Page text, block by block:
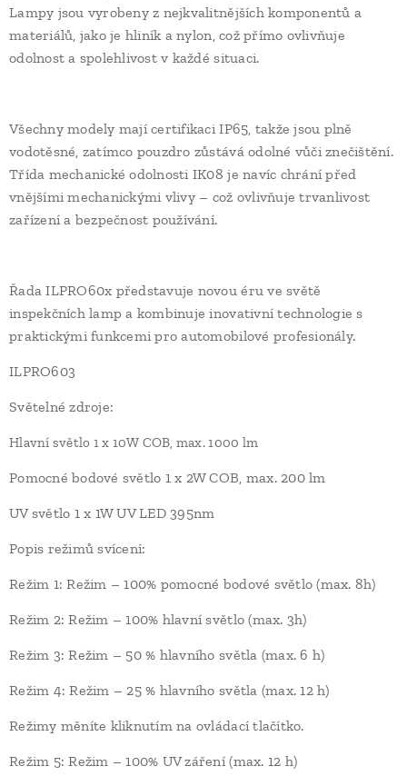
Lampy jsou vyrobeny z nejkvalitnějších komponentů a
materiálů, jako je hliník a nylon, což přímo ovlivňuje
odolnost a spolehlivost v každé situaci.
Všechny modely mají certifikaci IP65, takže jsou plně
vodotěsné, zatímco pouzdro zůstává odolné vůči znečištění.
Třída mechanické odolnosti IK08 je navíc chrání před
vnějšími mechanickými vlivy – což ovlivňuje trvanlivost
zařízení a bezpečnost používání.
Řada ILPRO60x představuje novou éru ve světě
inspekčních lamp a kombinuje inovativní technologie s
praktickými funkcemi pro automobilové profesionály.
ILPRO603
Světelné zdroje:
Hlavní světlo 1 x 10W COB, max. 1000 lm
Pomocné bodové světlo 1 x 2W COB, max. 200 lm
UV světlo 1 x 1W UV LED 395nm
Popis režimů svícení:
Režim 1: Režim – 100% pomocné bodové světlo (max. 8h)
Režim 2: Režim – 100% hlavní světlo (max. 3h)
Režim 3: Režim – 50 % hlavního světla (max. 6 h)
Režim 4: Režim – 25 % hlavního světla (max. 12 h)
Režimy měníte kliknutím na ovládací tlačítko.
Režim 5: Režim – 100% UV záření (max. 12 h)